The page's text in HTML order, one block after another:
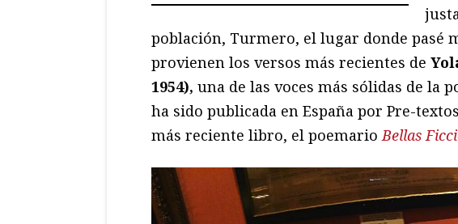
población, Turmero, el lugar donde pasé
provienen los versos más recientes de
1954), una de las voces más sólidas de la
ha sido publicada en España por Pre-
más reciente libro, el poemario Bellas